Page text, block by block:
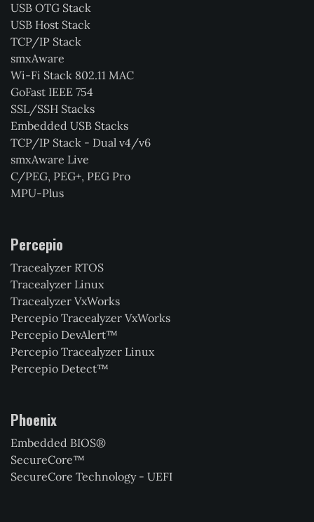
USB OTG Stack
USB Host Stack
TCP/IP Stack
smxAware
Wi-Fi Stack 802.11 MAC
GoFast IEEE 754
SSL/SSH Stacks
Embedded USB Stacks
TCP/IP Stack - Dual v4/v6
smxAware Live
C/PEG, PEG+, PEG Pro
MPU-Plus
Percepio
Tracealyzer RTOS
Tracealyzer Linux
Tracealyzer VxWorks
Percepio Tracealyzer VxWorks
Percepio DevAlert™
Percepio Tracealyzer Linux
Percepio Detect™
Phoenix
Embedded BIOS®
SecureCore™
SecureCore Technology - UEFI